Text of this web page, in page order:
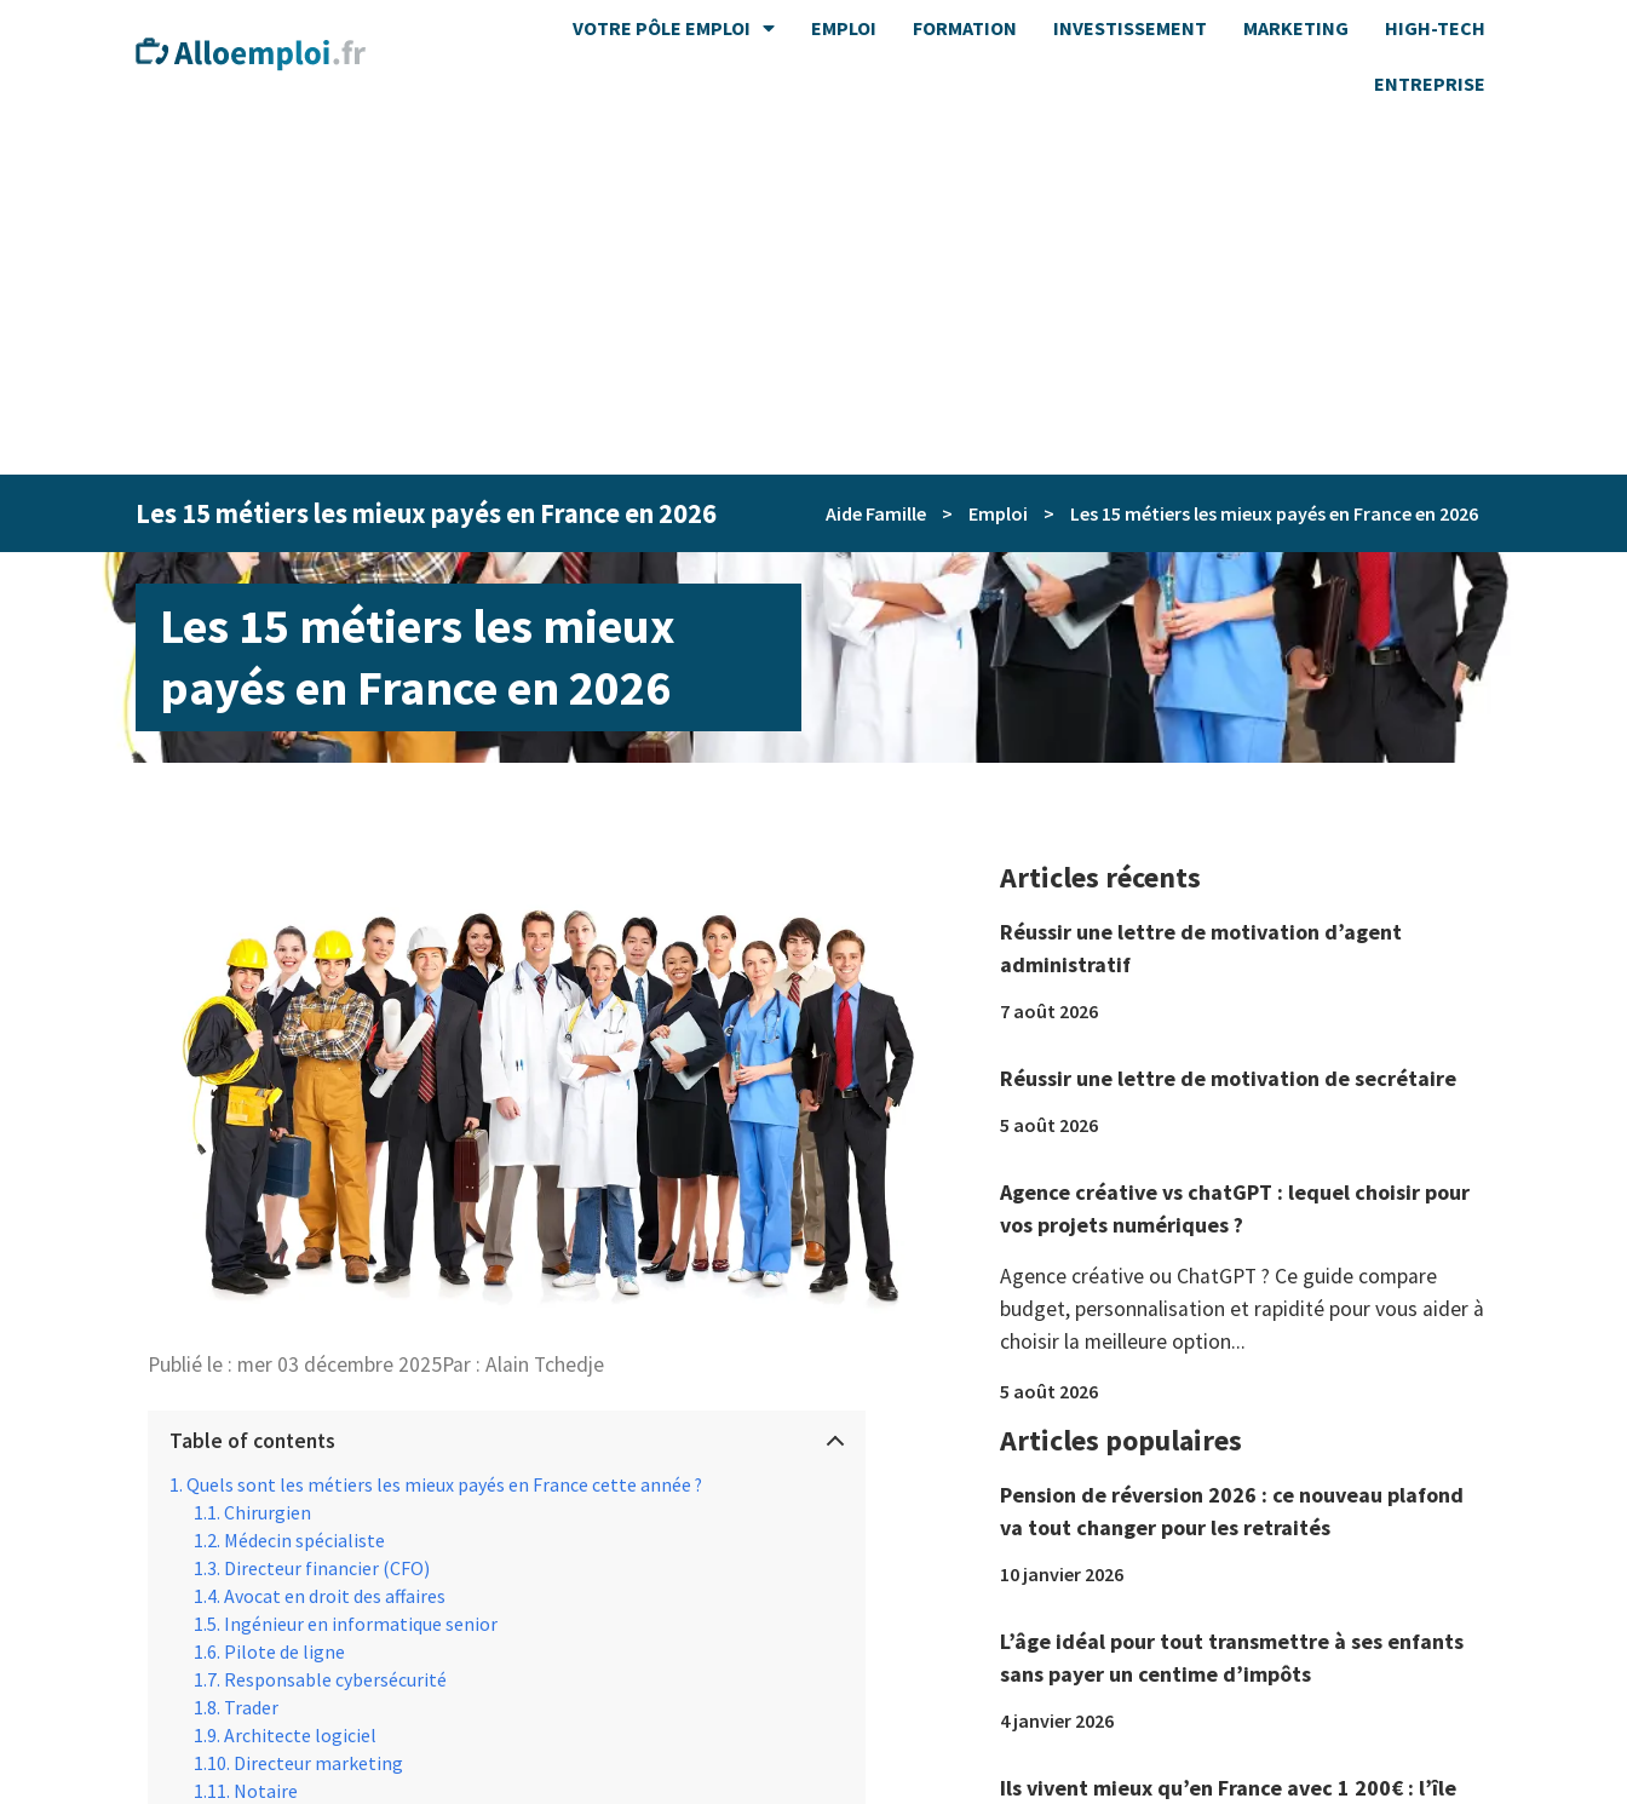
VOTRE PÔLE EMPLOI EMPLOI FORMATION INVESTISSEMENT MARKETING HIGH-TECH
ENTREPRISE
Les 15 métiers les mieux payés en France en 2026 Aide Famille > Emploi > Les 15 métiers les mieux payés en France en 2026
Les 15 métiers les mieux
payés en France en 2026
Publié le : mer 03 décembre 2025Par : Alain Tchedje
Table of contents
Quels sont les métiers les mieux payés en France cette année ?
Chirurgien
Médecin spécialiste
Directeur financier (CFO)
Avocat en droit des affaires
Ingénieur en informatique senior
Pilote de ligne
Responsable cybersécurité
Trader
Architecte logiciel
Directeur marketing
Notaire
Articles récents
Réussir une lettre de motivation d’agent
administratif
7 août 2026
Réussir une lettre de motivation de secrétaire
5 août 2026
Agence créative vs chatGPT : lequel choisir pour
vos projets numériques ?
Agence créative ou ChatGPT ? Ce guide compare
budget, personnalisation et rapidité pour vous aider à
choisir la meilleure option...
5 août 2026
Articles populaires
Pension de réversion 2026 : ce nouveau plafond
va tout changer pour les retraités
10 janvier 2026
L’âge idéal pour tout transmettre à ses enfants
sans payer un centime d’impôts
4 janvier 2026
Ils vivent mieux qu’en France avec 1 200€ : l’île